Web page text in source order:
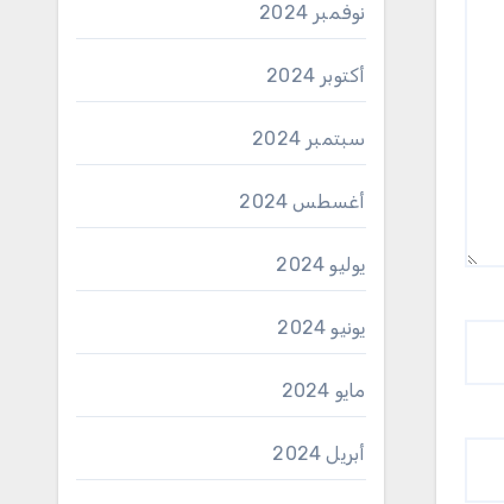
نوفمبر 2024
أكتوبر 2024
سبتمبر 2024
أغسطس 2024
يوليو 2024
يونيو 2024
مايو 2024
أبريل 2024